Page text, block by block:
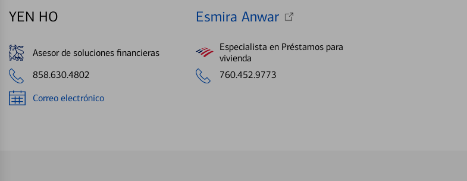
YEN HO
Asesor de soluciones financieras
858.630.4802
Correo electrónico
Esmira Anwar
Especialista en Préstamos para
vivienda
760.452.9773